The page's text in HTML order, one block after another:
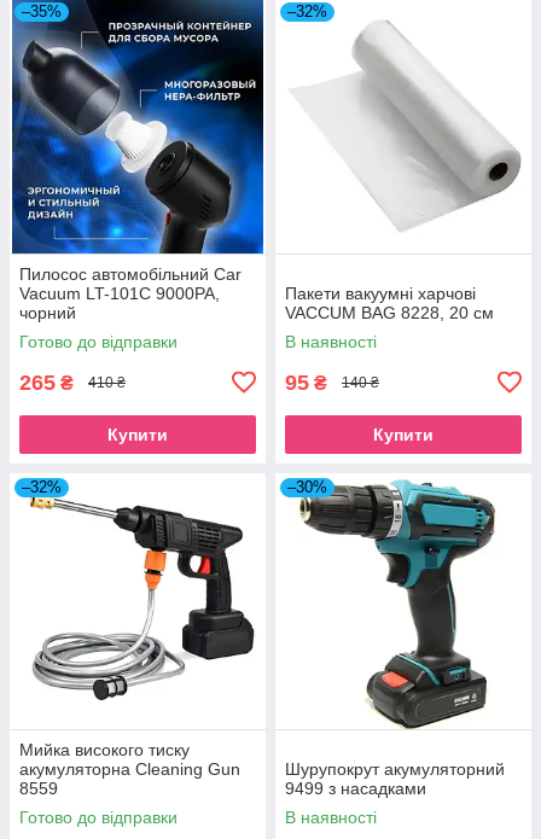
–35%
Пилосос автомобільний Car
Vacuum LT-101C 9000PA,
чорний
Готово до відправки
265 ₴ 410 ₴
Купити
–32%
Пакети вакуумні харчові
VACCUM BAG 8228, 20 см
В наявності
95 ₴ 140 ₴
Купити
–32%
Мийка високого тиску
акумуляторна Cleaning Gun
8559
Готово до відправки
–30%
Шурупокрут акумуляторний
9499 з насадками
В наявності